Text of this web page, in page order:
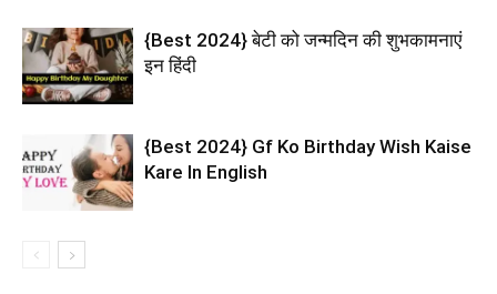
{Best 2024} बेटी को जन्मदिन की शुभकामनाएं
इन हिंदी
{Best 2024} Gf Ko Birthday Wish Kaise
Kare In English